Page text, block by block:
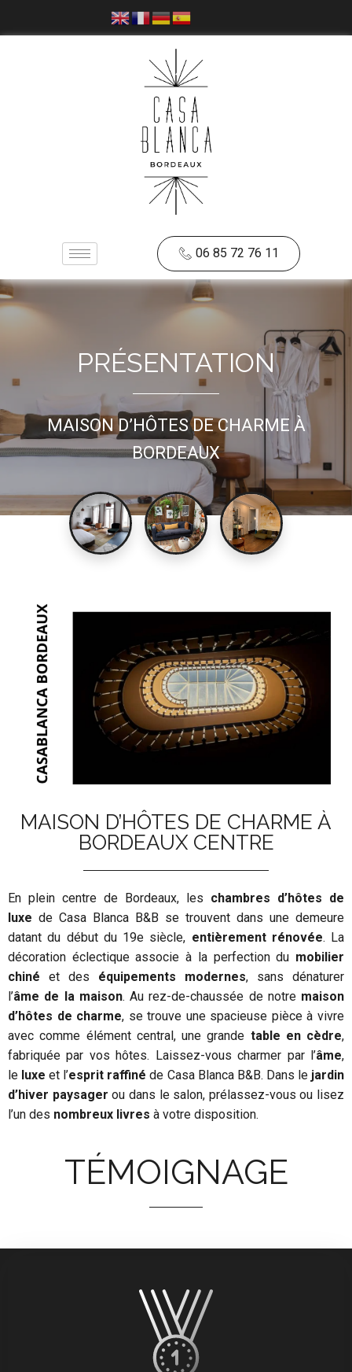
06 85 72 76 11
PRÉSENTATION
MAISON D’HÔTES DE CHARME À
BORDEAUX
MAISON D’HÔTES DE CHARME À
BORDEAUX CENTRE
En plein centre de Bordeaux, les chambres d’hôtes de
luxe de Casa Blanca B&B se trouvent dans une demeure
datant du début du 19e siècle, entièrement rénovée. La
décoration éclectique associe à la perfection du mobilier
chiné et des équipements modernes, sans dénaturer
l’âme de la maison. Au rez-de-chaussée de notre maison
d’hôtes de charme, se trouve une spacieuse pièce à vivre
avec comme élément central, une grande table en cèdre,
fabriquée par vos hôtes. Laissez-vous charmer par l’âme,
le luxeet l’esprit raffiné de Casa Blanca B&B. Dans le jardin
d’hiver paysager ou dans le salon, prélassez-vous ou lisez
l’un des nombreux livres à votre disposition.
TÉMOIGNAGE